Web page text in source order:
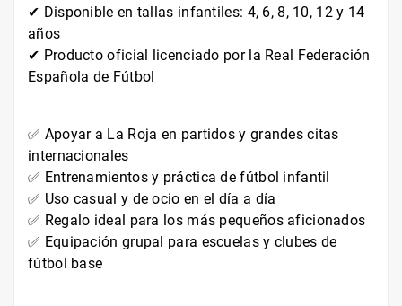
✔ Disponible en tallas infantiles: 4, 6, 8, 10, 12 y 14
años
✔ Producto oficial licenciado por la Real Federación
Española de Fútbol
✅ Apoyar a La Roja en partidos y grandes citas
internacionales
✅ Entrenamientos y práctica de fútbol infantil
✅ Uso casual y de ocio en el día a día
✅ Regalo ideal para los más pequeños aficionados
✅ Equipación grupal para escuelas y clubes de
fútbol base